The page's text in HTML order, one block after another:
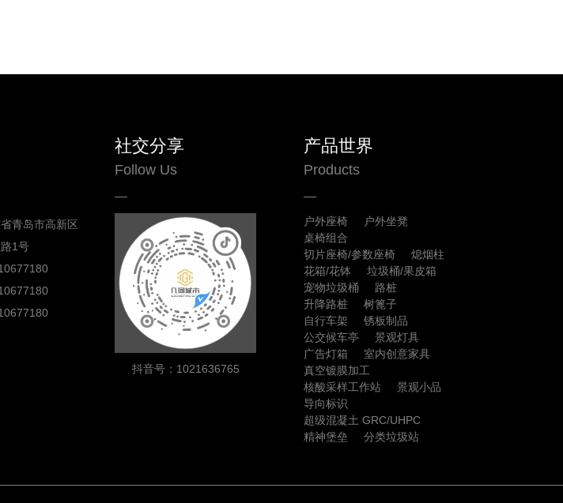
青岛市高新区
1号
社交分享
Follow Us
抖音号：1021636765
产品世界
Products
户外座椅
户外坐凳
桌椅组合
切片座椅/参数座椅
熄烟柱
花箱/花钵
垃圾桶/果皮箱
宠物垃圾桶
路桩
升降路桩
树篦子
自行车架
锈板制品
公交候车亭
景观灯具
广告灯箱
室内创意家具
真空镀膜加工
核酸采样工作站
景观小品
导向标识
超级混凝土 GRC/UHPC
精神堡垒
分类垃圾站